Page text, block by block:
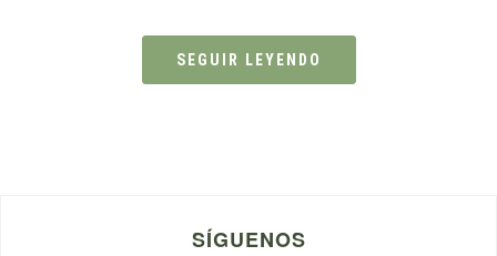
SEGUIR LEYENDO
SÍGUENOS